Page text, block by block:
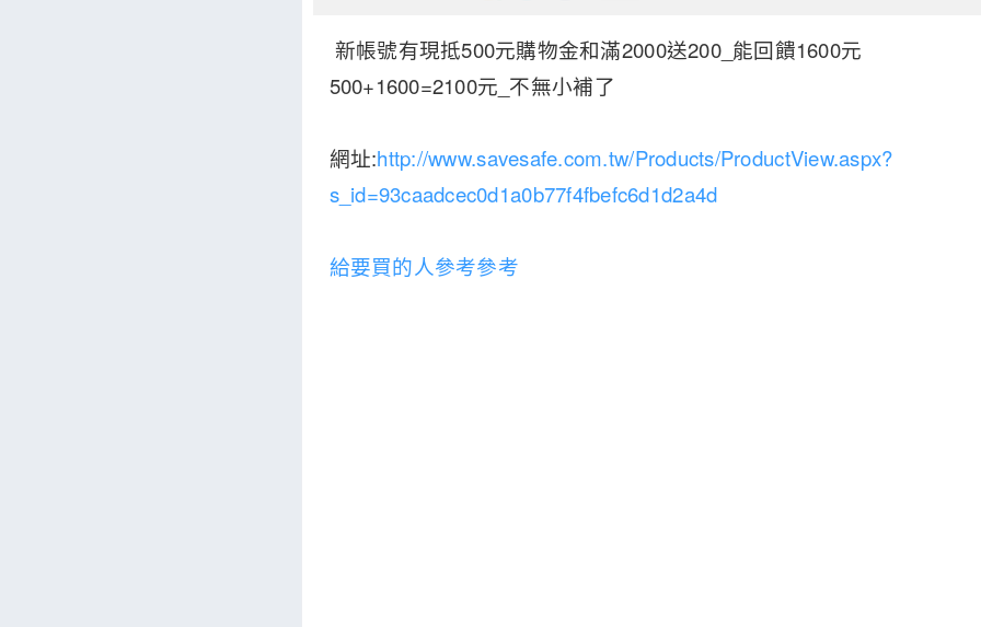
新帳號有現抵500元購物金和滿2000送200_能回饋1600元
500+1600=2100元_不無小補了
網址:http://www.savesafe.com.tw/Products/ProductView.aspx?
s_id=93caadcec0d1a0b77f4fbefc6d1d2a4d
給要買的人參考參考